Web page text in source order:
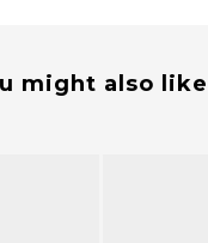
might also